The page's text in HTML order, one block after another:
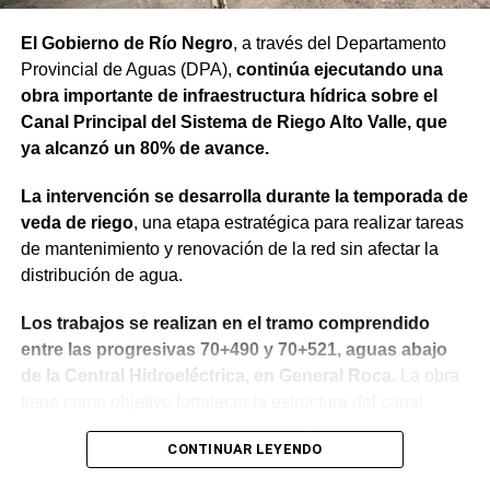
beneficios de estas inversiones”.
Weretilneck estuvo acompañado por los ministros de
Desarrollo Económico y Productivo, Carlos Banacloy; de
Salud, Demetrio Thalasselis y de Hacienda, Gabriel
Provincial de Coordinación y Ejecución del
Financiamiento Externo (UPCEFE), Martín Camiña.
Los proyectos
El programa reúne cinco proyectos estratégicos. En
Guardia Mitre se construirán 85 km de nueva red eléctrica
presurizado y reducirá más de 50% el costo energético
por hectárea.
El Gobierno de Río Negro, a través del Departamento
Provincial de Aguas (DPA), continúa ejecutando una
obra importante de infraestructura hídrica sobre el
Canal Principal del Sistema de Riego Alto Valle, que
ya alcanzó un 80% de avance.
La intervención se desarrolla durante la temporada de
veda de riego, una etapa estratégica para realizar tareas
de mantenimiento y renovación de la red sin afectar la
distribución de agua.
Los trabajos se realizan en el tramo comprendido
entre las progresivas 70+490 y 70+521, aguas abajo
de la Central Hidroeléctrica, en General Roca.
La obra
mediante el recambio de siete losas de hormigón del
revestimiento del talud sobre la margen derecha, la
CONTINUAR LEYENDO